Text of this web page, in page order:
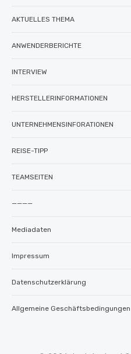
AKTUELLES THEMA
ANWENDERBERICHTE
INTERVIEW
HERSTELLERINFORMATIONEN
UNTERNEHMENSINFORATIONEN
REISE-TIPP
TEAMSEITEN
————
Mediadaten
Impressum
Datenschutzerklärung
Allgemeine Geschäftsbedingungen